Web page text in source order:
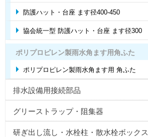
防護ハット・台座 ます径400-450
協会統一型 防護ハット・台座 ます径300
ポリプロピレン製雨水角ます用角ふた
ポリプロピレン製雨水角ます用 角ふた
排水設備用接続部品
グリーストラップ・阻集器
研ぎ出し流し・水栓柱・散水栓ボックス